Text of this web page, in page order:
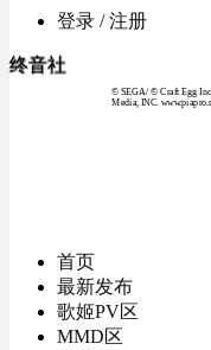
登录 / 注册
终音社
© SEGA / © Craft Egg
Media, INC.
首页
最新发布
歌姬PV区
MMD区